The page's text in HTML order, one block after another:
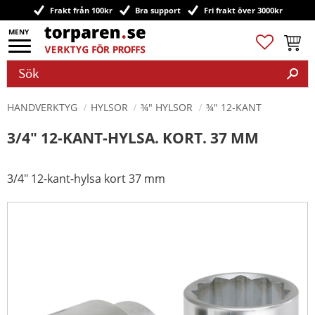
Meny
Frakt från 100kr Bra support Fri frakt över 3000kr
Favoriter
HANDVERKTYG HYLSOR ¾" HYLSOR ¾" 12-KANT
3/4" 12-KANT-HYLSA. KORT. 37 MM
3/4" 12-kant-hylsa kort 37 mm